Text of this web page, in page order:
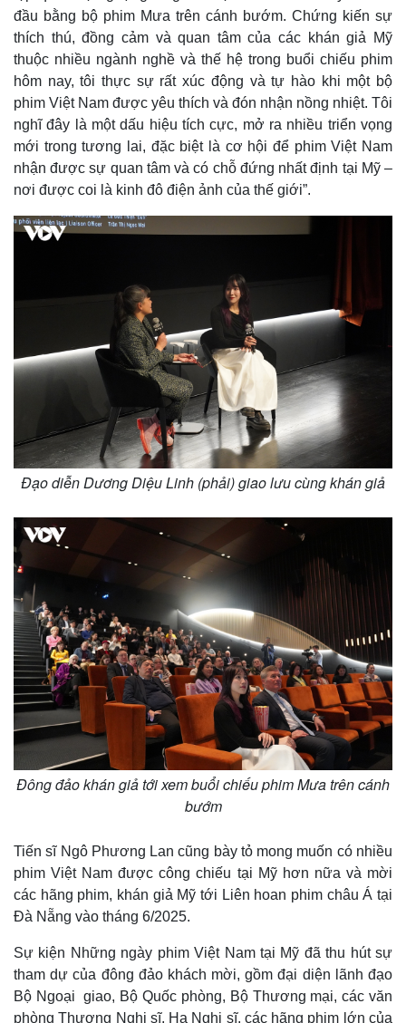
Kinh tế
Bất động sản
Khởi nghiệp
Giá vàng
Tỷ giá
Chứng khoán
Giá cà phê
đầu bằng bộ phim Mưa trên cánh bướm. Chứng kiến sự
thích thú, đồng cảm và quan tâm của các khán giả Mỹ
thuộc nhiều ngành nghề và thế hệ trong buổi chiếu phim
hôm nay, tôi thực sự rất xúc động và tự hào khi một bộ
phim Việt Nam được yêu thích và đón nhận nồng nhiệt. Tôi
nghĩ đây là một dấu hiệu tích cực, mở ra nhiều triển vọng
mới trong tương lai, đặc biệt là cơ hội để phim Việt Nam
nhận được sự quan tâm và có chỗ đứng nhất định tại Mỹ –
nơi được coi là kinh đô điện ảnh của thế giới”.
Đạo diễn Dương Diệu Linh (phải) giao lưu cùng khán giả
Đông đảo khán giả tới xem buổi chiếu phim Mưa trên cánh
bướm
Tiến sĩ Ngô Phương Lan cũng bày tỏ mong muốn có nhiều
phim Việt Nam được công chiếu tại Mỹ hơn nữa và mời
các hãng phim, khán giả Mỹ tới Liên hoan phim châu Á tại
Đà Nẵng vào tháng 6/2025.
Sự kiện Những ngày phim Việt Nam tại Mỹ đã thu hút sự
tham dự của đông đảo khách mời, gồm đại diện lãnh đạo
Bộ Ngoại giao, Bộ Quốc phòng, Bộ Thương mại, các văn
phòng Thượng Nghị sĩ, Hạ Nghị sĩ, các hãng phim lớn của